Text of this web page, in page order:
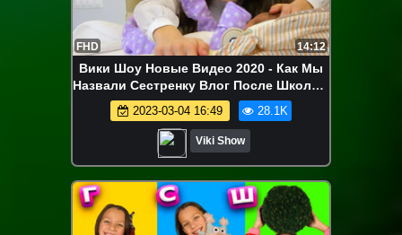
FHD 14:12
Вики Шоу Новые Видео 2020 - Как Мы
Назвали Сестренку Влог После Школы /
Вики Шоу
2023-03-04 16:49 28.1K
Viki Show